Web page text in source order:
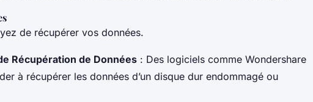
de récupérer vos données.
Récupération de Données : Des logiciels comme Wondershare
à récupérer les données d’un disque dur endommagé ou